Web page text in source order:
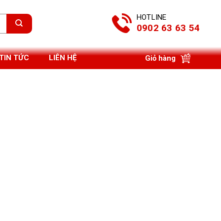
HOTLINE
0902 63 63 54
TỨC LIÊN HỆ Giỏ hàng